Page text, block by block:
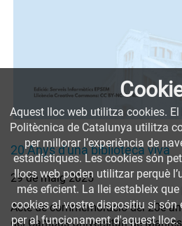
20 Anys d'una biblioteca viva
29 de maig 2025
Acte de commemoració del 20è
del Campus Universitari de
Aquest lloc web utilitza cookies.
Politècnica de Catalunya utilitza
per millorar l’experiència de
estadístiques. Les cookies són
llocs web poden utilitzar perquè
més eficient. La llei estableix
cookies al vostre dispositiu si són
per al funcionament d'aquest